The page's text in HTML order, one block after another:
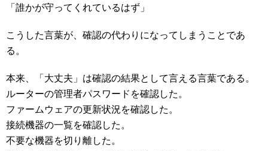
「誰かが守ってくれているはず」
こうした言葉が、確認の代わりになってしまうことであ
る。
本来、「大丈夫」は確認の結果として言える言葉である。
ルーターの管理者パスワードを確認した。
ファームウェアの更新状況を確認した。
接続機器の一覧を確認した。
不要な機器を切り離した。